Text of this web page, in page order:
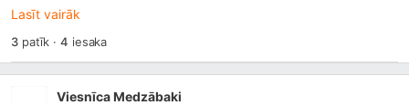
Lasīt vairāk
3patīk ·4 iesaka
Viesnīca Medzābaki